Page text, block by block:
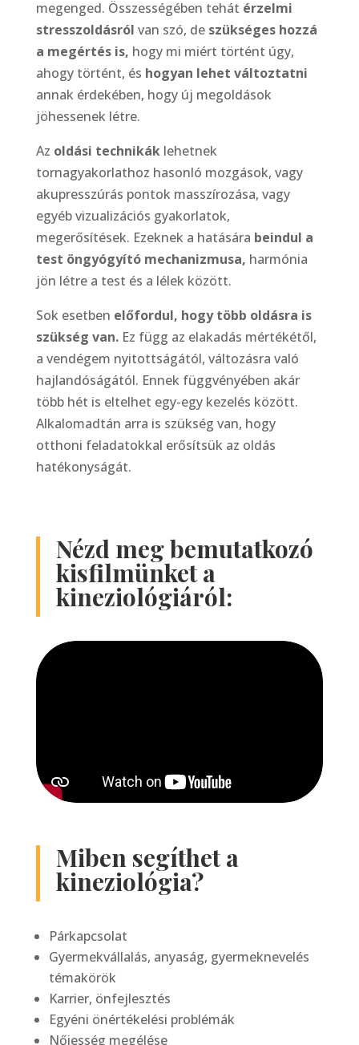
megenged. Összességében tehát érzelmi
stresszoldásról van szó, de szükséges hozzá
a megértés is, hogy mi miért történt úgy,
ahogy történt, és hogyan lehet változtatni
annak érdekében, hogy új megoldások
jöhessenek létre.
Az oldási technikáklehetnek
tornagyakorlathoz hasonló mozgások, vagy
akupresszúrás pontok masszírozása, vagy
egyéb vizualizációs gyakorlatok,
megerősítések. Ezeknek a hatására beindul a
test öngyógyító mechanizmusa, harmónia
jön létre a test és a lélek között.
Sok esetben előfordul, hogy több oldásra is
szükség van.Ez függ az elakadás mértékétől,
a vendégem nyitottságától, változásra való
hajlandóságától. Ennek függvényében akár
több hét is eltelhet egy-egy kezelés között.
Alkalomadtán arra is szükség van, hogy
otthoni feladatokkal erősítsük az oldás
hatékonyságát.
Nézd meg bemutatkozó
kisfilmünket a
kineziológiáról:
Miben segíthet a
kineziológia?
Párkapcsolat
Gyermekvállalás, anyaság, gyermeknevelés
témakörök
Karrier, önfejlesztés
Egyéni önértékelési problémák
Nőiesség megélése